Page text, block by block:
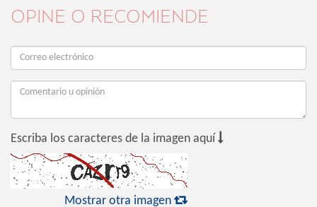
OPINE O RECOMIENDE
Escriba los caracteres de la imagen aquí 
Mostrar otra imagen 